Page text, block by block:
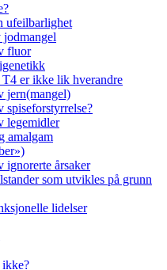
ufeilbarlighet
fluor
er ikke lik hverandre
jern(mangel)
spiseforstyrrelse?
legemidler
amalgam
ignorerte årsaker
som utvikles på grunn
lidelser